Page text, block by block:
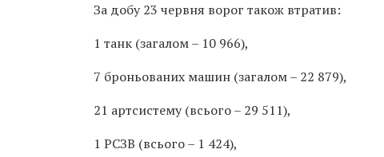
За добу 23 червня ворог також втратив:
1 танк (загалом – 10 966),
7 броньованих машин (загалом – 22 879),
21 артсистему (всього – 29 511),
1 РСЗВ (всього – 1 424),